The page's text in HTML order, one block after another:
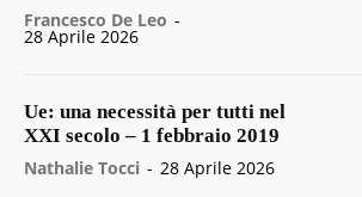
Francesco De Leo -
28 Aprile 2026
Ue: una necessità per tutti nel
XXI secolo – 1 febbraio 2019
Nathalie Tocci - 28 Aprile 2026